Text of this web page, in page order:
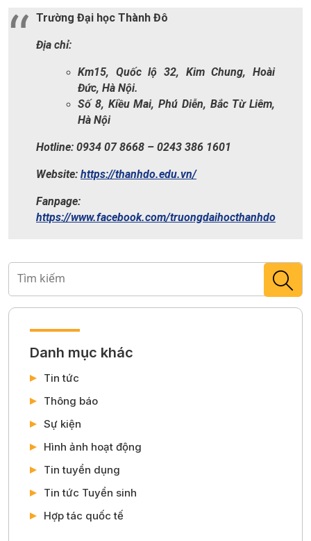
Trường Đại học Thành Đô
Địa chỉ:
Km15, Quốc lộ 32, Kim Chung, Hoài
Đức, Hà Nội.
Số 8, Kiều Mai, Phú Diễn, Bắc Từ Liêm,
Hà Nội
Hotline: 0934 07 8668 – 0243 386 1601
Website: https://thanhdo.edu.vn/
Fanpage:
https://www.facebook.com/truongdaihocthanhdo
Danh mục khác
Tin tức
Thông báo
Sự kiện
Hình ảnh hoạt động
Tin tuyển dụng
Tin tức Tuyển sinh
Hợp tác quốc tế